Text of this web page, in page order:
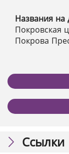
Названия на
Покровская
Покрова
Ссылки